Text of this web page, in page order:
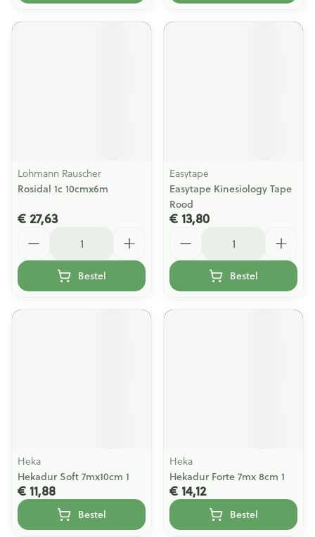
Lohmann Rauscher
Rosidal 1c 10cmx6m
€ 27,63
Bestel
Easytape
Easytape Kinesiology Tape
Rood
€ 13,80
Bestel
Heka
Hekadur Soft 7mx10cm 1
€ 11,88
Bestel
Heka
Hekadur Forte 7mx 8cm 1
€ 14,12
Bestel